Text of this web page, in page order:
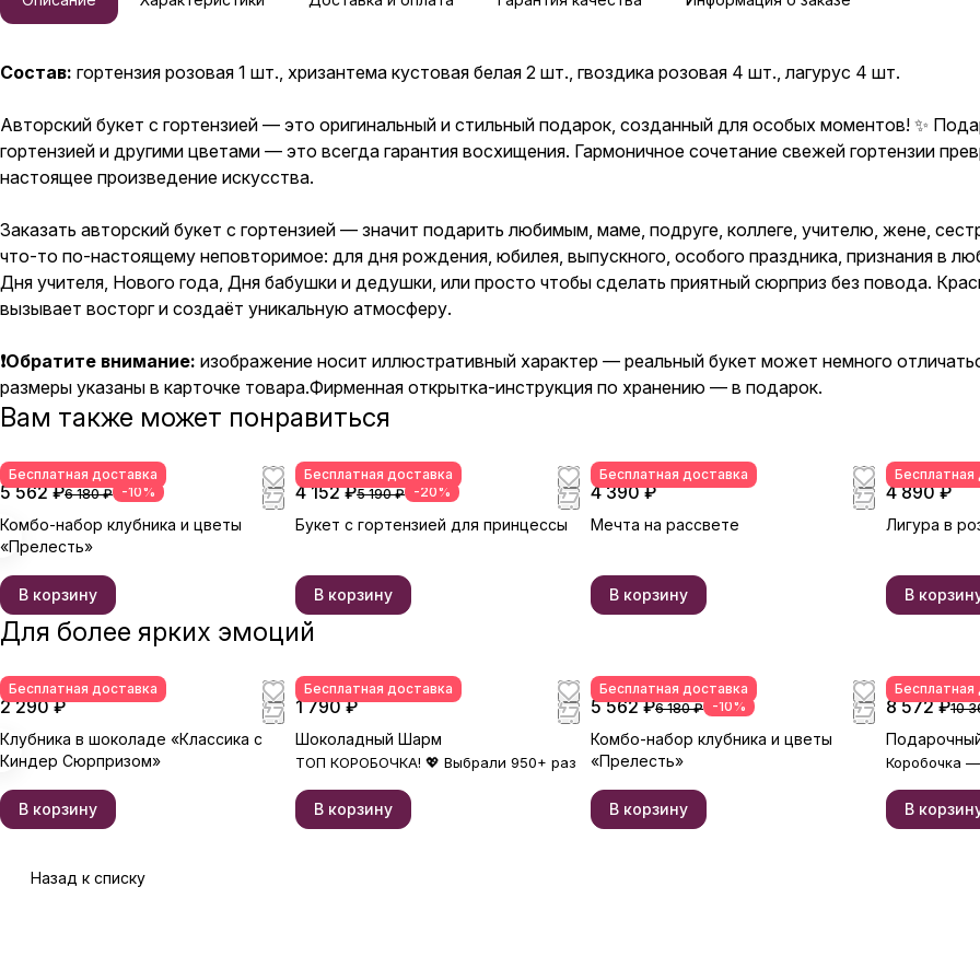
Состав: гортензия розовая 1 шт., хризантема кустовая белая 2 шт., гвоздика розовая 4 шт., лагурус 4 шт.
Авторский букет с гортензией — это оригинальный и стильный подарок, созданный для особых моментов! ✨
гортензией и другими цветами — это всегда гарантия восхищения. Гармоничное сочетание свежей гортензии
настоящее произведение искусства.
Заказать авторский букет с гортензией — значит подарить любимым, маме, подруге, коллеге, учителю, жене,
что-то по-настоящему неповторимое: для дня рождения, юбилея, выпускного, особого праздника, признания в
Дня учителя, Нового года, Дня бабушки и дедушки, или просто чтобы сделать приятный сюрприз без повода.
вызывает восторг и создаёт уникальную атмосферу.
❗Обратите внимание: изображение носит иллюстративный характер — реальный букет может немного
размеры указаны в карточке товара.Фирменная открытка-инструкция по хранению — в подарок.
Вам также может понравиться
Бесплатная доставка
5 562 ₽6 180 ₽ -10%
Комбо-набор клубника и цветы
«Прелесть»
В корзину
Бесплатная доставка
4 152 ₽5 190 ₽ -20%
Букет с гортензией для принцессы
В корзину
Бесплатная доставка
4 390 ₽
Мечта на рассвете
В корзину
Бесплатная
4 890 ₽
Лигура в
В
Для более ярких эмоций
Бесплатная доставка
2 290 ₽
Клубника в шоколаде «Классика с
Киндер Сюрпризом»
В корзину
Бесплатная доставка
1 790 ₽
Шоколадный Шарм
ТОП КОРОБОЧКА! 💖 Выбрали 950+ раз
В корзину
Бесплатная доставка
5 562 ₽6 180 ₽ -10%
Комбо-набор клубника и цветы
«Прелесть»
В корзину
Бесплатная
8 572 ₽10
Коробочка —
В
Назад к списку